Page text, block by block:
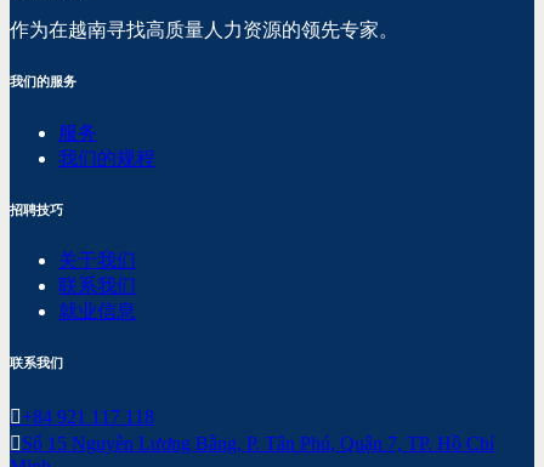
作为在越南寻找高质量人力资源的领先专家。
我们的服务
服务
我们的规程
招聘技巧
关于我们
联系我们
就业信息
联系我们
+84 921 117 118
Số 15 Nguyễn Lương Bằng, P. Tân Phú, Quận 7, TP. Hồ Chí